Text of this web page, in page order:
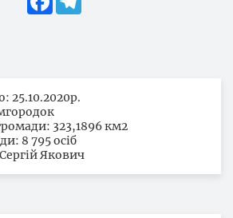
25.10.2020р.
323,1896 км2
8 795 осіб
Якович